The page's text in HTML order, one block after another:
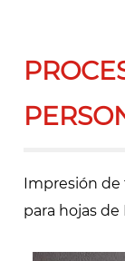
Impresión de
para hojas de